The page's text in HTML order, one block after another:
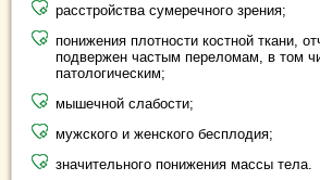
расстройства сумеречного зрения;
понижения плотности костной ткани,
подвержен частым переломам, в том
патологическим;
мышечной слабости;
мужского и женского бесплодия;
значительного понижения массы тела.